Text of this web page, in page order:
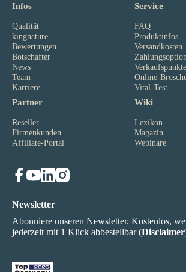
Infos
Qualität
kingnature
Bewertungen
Botschafter
News
Team
Karriere
Service
FAQ
Produktinfos
Versandkosten
Verkaufspunkte
Online-
Vital-Test
Partner
Reseller
Firmenkunden
Affiliate-Portal
Wiki
Lexikon
Magazin
Webinare
Newsletter
Abonniere unseren Newsletter. Kostenlos,
jederzeit mit 1 Klick abbestellbar (Disclaimer